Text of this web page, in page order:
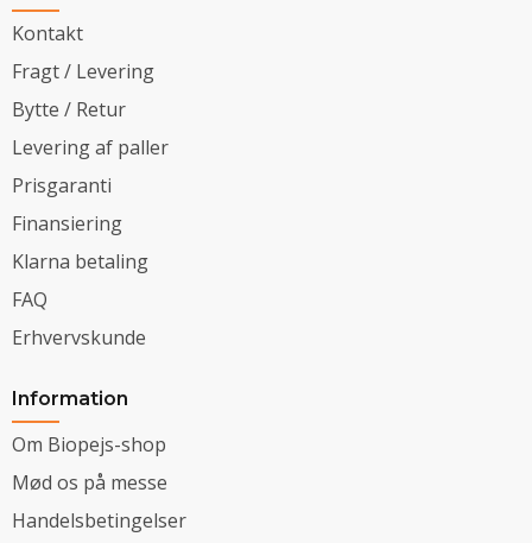
Kontakt
Fragt / Levering
Bytte / Retur
Levering af paller
Prisgaranti
Finansiering
Klarna betaling
FAQ
Erhvervskunde
Information
Om Biopejs-shop
Mød os på messe
Handelsbetingelser